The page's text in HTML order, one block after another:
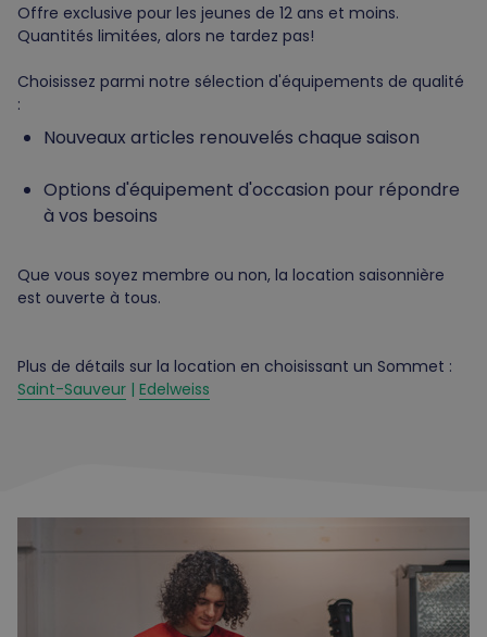
Offre exclusive pour les jeunes de 12 ans et moins.
Quantités limitées, alors ne tardez pas!
Choisissez parmi notre sélection d'équipements de qualité
:
Nouveaux articles renouvelés chaque saison
Options d'équipement d'occasion pour répondre
à vos besoins
Que vous soyez membre ou non, la location saisonnière
est ouverte à tous.
Plus de détails sur la location en choisissant un Sommet :
Saint-Sauveur | Edelweiss